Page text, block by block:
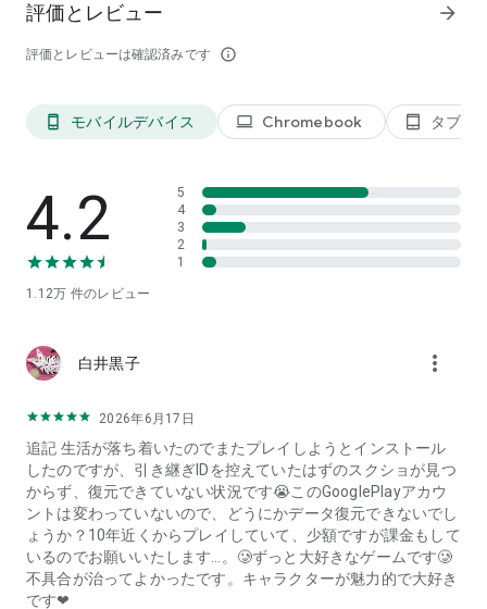
『イケメン戦国◆時をかける恋』のために書き下ろされた楽曲
ます。さらに、壮大な世界観や恋愛ゲームに合ったメインテー
■遊び方
・毎日無料で5枚ずつ配布される物語券で、恋愛ゲームならで
はの、女性なら誰しも胸キュンするイケメンとの恋愛ドラマを
楽しめます。
・恋に落ちる戦国武将は、ボイスで選んでも良し！俺様・ドS
・ ツンデレ・ヤンデレ etc. の属性で選んでも良し！恋愛ゲー
ムを初めてプレイする方も、これまでにプレイしたことがある
ょう♪
☆ﾟ･*:.｡.キャラクター詳細(声優) .｡.:*･ﾟ☆
・織田信長 (CV : 杉田智和)
・伊達政宗 (CV : 加藤和樹)
・真田幸村 (CV : 小野賢章)
・豊臣秀吉 (CV : 鳥海浩輔)
・明智光秀 (CV : 武内駿輔)
・徳川家康 (CV : 増田俊樹)
・石田三成 (CV : 山谷祥生)
評価とレビュー
評価とレビューは確認済みです info_outline
arrow_forward
phone_android モバイルデバイス laptop Chromebook tablet_android タブレ
4.2
1.12万 件のレビュー
5
4
3
2
1
白井黒子 more_vert
2026年6月17日
追記 生活が落ち着いたのでまたプレイしようとインストール
したのですが、引き継ぎIDを控えていたはずのスクショが見つ
からず、復元できていない状況です😭このGooglePlayアカウ
ントは変わっていないので、どうにかデータ復元できないでし
ょうか？10年近くからプレイしていて、少額ですが課金もして
いるのでお願いいたします…。🥲ずっと大好きなゲームです🥲
不具合が治ってよかったです。キャラクターが魅力的で大好き
です❤